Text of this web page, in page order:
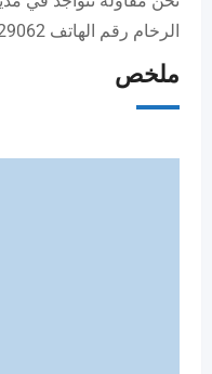
الرخام رقم الهاتف 0701229062
ملخص